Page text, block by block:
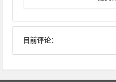
目前评论：